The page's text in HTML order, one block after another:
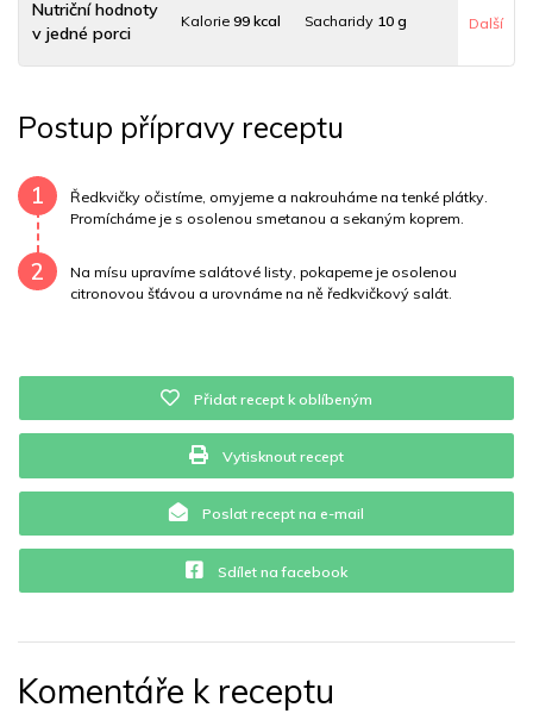
Nutriční hodnoty
v jedné porci
Kalorie99 kcal Sacharidy 10 g
Uhlovodany 7 g Cholesterol 18.8 mg
Draslík346 mg Vláknina 7895 mg
Vitamín B120 mg Vitamín C39.9 mg
Další
Postup přípravy receptu
1
Ředkvičky očistíme, omyjeme a nakrouháme na tenké plátky.
Promícháme je s osolenou smetanou a sekaným koprem.
2
Na mísu upravíme salátové listy, pokapeme je osolenou
citronovou šťávou a urovnáme na ně ředkvičkový salát.
Přidat recept k oblíbeným
Vytisknout recept
Poslat recept na e-mail
Sdílet na facebook
Komentáře k receptu